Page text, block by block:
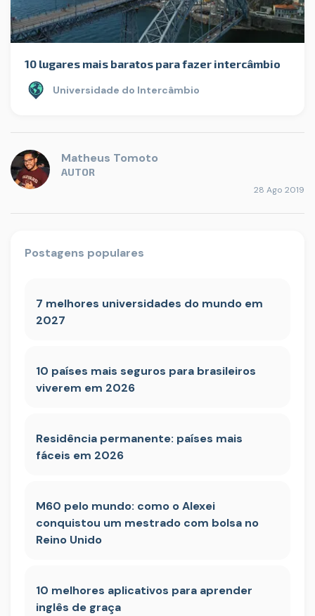
10 lugares mais baratos para fazer intercâmbio
Universidade do Intercâmbio
Matheus Tomoto
AUTOR
28 Ago 2019
Postagens populares
7 melhores universidades do mundo em
2027
10 países mais seguros para brasileiros
viverem em 2026
Residência permanente: países mais
fáceis em 2026
M60 pelo mundo: como o Alexei
conquistou um mestrado com bolsa no
Reino Unido
10 melhores aplicativos para aprender
inglês de graça